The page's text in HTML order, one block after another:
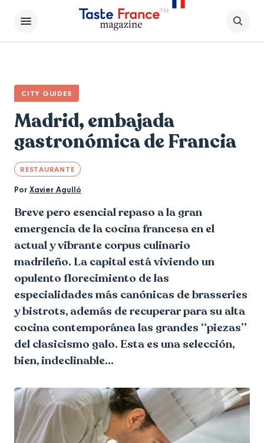
CITY GUIDES
Madrid, embajada
gastronómica de Francia
RESTAURANTE
Por Xavier Agulló
Breve pero esencial repaso a la gran
emergencia de la cocina francesa en el
actual y vibrante corpus culinario
madrileño. La capital está viviendo un
opulento florecimiento de las
especialidades más canónicas de brasseries
y bistrots, además de recuperar para su alta
cocina contemporánea las grandes “piezas”
del clasicismo galo. Esta es una selección,
bien, indeclinable…